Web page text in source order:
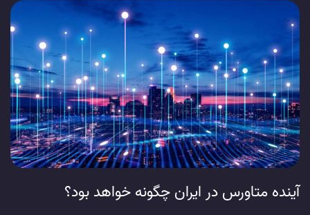
آینده متاورس در ایران چگونه خواهد بود؟